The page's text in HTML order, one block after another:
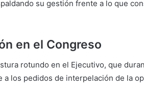
su gestión frente a lo que
en el Congreso
rotundo en el Ejecutivo, que
los pedidos de interpelación de la